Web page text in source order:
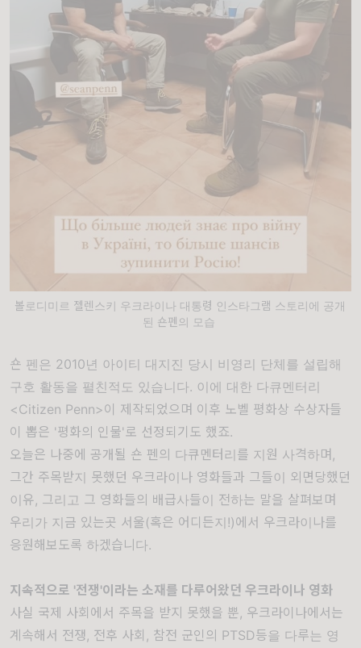
볼로디미르 젤렌스키 우크라이나 대통령 인스타그램 스토리에 공개
된 숀펜의 모습
숀 펜은 2010년 아이티 대지진 당시 비영리 단체를 설립해
구호 활동을 펼친적도 있습니다. 이에 대한 다큐멘터리
<Citizen Penn>이 제작되었으며 이후 노벨 평화상 수상자들
이 뽑은 '평화의 인물'로 선정되기도 했죠.
오늘은 나중에 공개될 숀 펜의 다큐멘터리를 지원 사격하며,
그간 주목받지 못했던 우크라이나 영화들과 그들이 외면당했던
이유, 그리고 그 영화들의 배급사들이 전하는 말을 살펴보며
우리가 지금 있는곳 서울(혹은 어디든지!)에서 우크라이나를
응원해보도록 하겠습니다.
지속적으로 '전쟁'이라는 소재를 다루어왔던 우크라이나 영화
사실 국제 사회에서 주목을 받지 못했을 뿐, 우크라이나에서는
계속해서 전쟁, 전후 사회, 참전 군인의 PTSD등을 다루는 영